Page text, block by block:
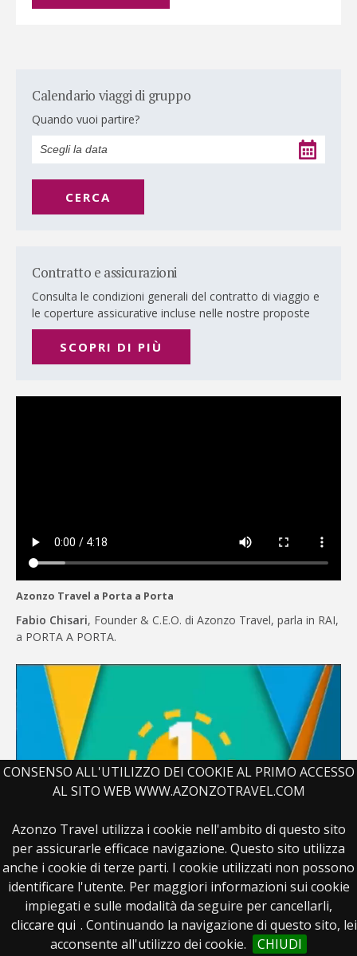
CONSENSO ALL'UTILIZZO DEI COOKIE AL PRIMO ACCESSO
AL SITO WEB WWW.AZONZOTRAVEL.COM
Azonzo Travel utilizza i cookie nell'ambito di questo sito
per assicurarle efficace navigazione. Questo sito utilizza
anche i cookie di terze parti. I cookie utilizzati non possono
identificare l'utente. Per maggiori informazioni sui cookie
impiegati e sulle modalità da seguire per cancellarli,
cliccare qui . Continuando la navigazione di questo sito, lei
acconsente all'utilizzo dei cookie.
CHIUDI
Calendario viaggi di gruppo
Quando vuoi partire?
CERCA
Contratto e assicurazioni
Consulta le condizioni generali del contratto di viaggio e
le coperture assicurative incluse nelle nostre proposte
SCOPRI DI PIÙ
Azonzo Travel a Porta a Porta
Fabio Chisari, Founder & C.E.O. di Azonzo Travel, parla in RAI,
a PORTA A PORTA.
Azonzo Travel a Uno Mattina
Fabio Chisari, Founder & C.E.O. di Azonzo Travel, parla in RAI,
a UNO MATTINA, dei viaggi per l'estate 2016 - 22/06/2016.